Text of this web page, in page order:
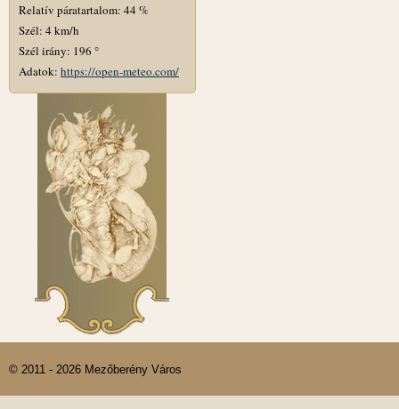
Relatív páratartalom: 44 %
Szél: 4 km/h
Szél irány: 196 °
Adatok: https://open-meteo.com/
© 2011 - 2026 Mezőberény Város